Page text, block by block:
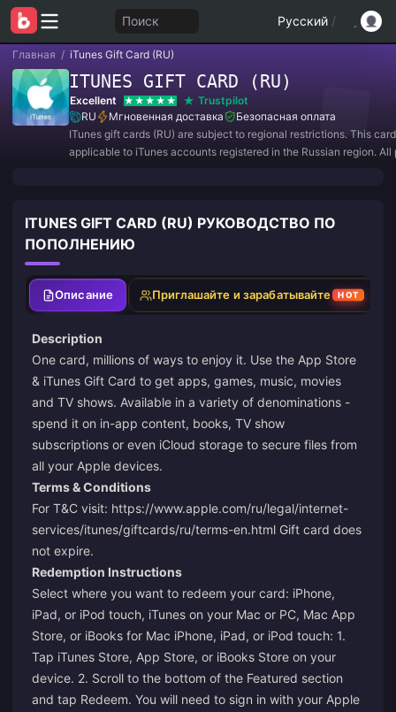
Поиск Русский /
Главная / iTunes Gift Card (RU)
ITUNES GIFT CARD (RU)
Excellent
Trustpilot
RU
Мгновенная доставка
Безопасная оплата
ITunes gift cards (RU) are subject to regional restrictions. This
applicable to iTunes accounts registered in the Russian region. All
ITUNES GIFT CARD (RU) РУКОВОДСТВО ПО
ПОПОЛНЕНИЮ
Описание Приглашайте и зарабатывайте HOT
Description
One card, millions of ways to enjoy it. Use the App Store
& iTunes Gift Card to get apps, games, music, movies
and TV shows. Available in a variety of denominations -
spend it on in-app content, books, TV show
subscriptions or even iCloud storage to secure files from
all your Apple devices.
Terms & Conditions
For T&C visit: https://www.apple.com/ru/legal/internet-
services/itunes/giftcards/ru/terms-en.html Gift card does
not expire.
Redemption Instructions
Select where you want to redeem your card: iPhone,
iPad, or iPod touch, iTunes on your Mac or PC, Mac App
Store, or iBooks for Mac iPhone, iPad, or iPod touch: 1.
Tap iTunes Store, App Store, or iBooks Store on your
device. 2. Scroll to the bottom of the Featured section
and tap Redeem. You will need to sign in with your Apple